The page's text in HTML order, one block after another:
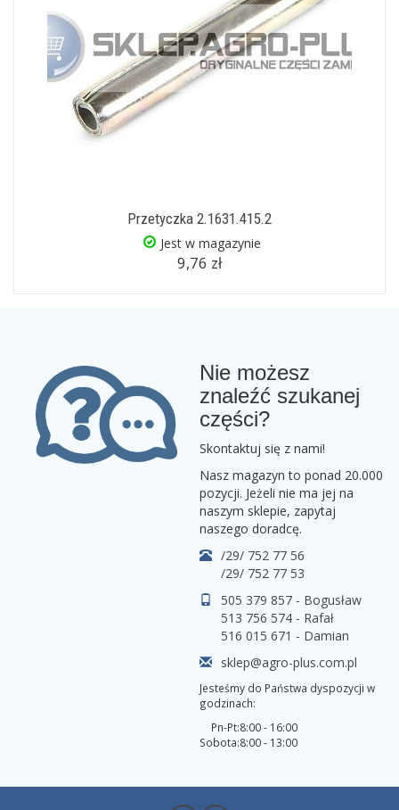
Przetyczka 2.1631.415.2
Jest w magazynie
9,76 zł
Nie możesz
znaleźć szukanej
części?
Skontaktuj się z nami!
Nasz magazyn to ponad 20.000
pozycji. Jeżeli nie ma jej na
naszym sklepie, zapytaj
naszego doradcę.
/29/ 752 77 56
/29/ 752 77 53
505 379 857 - Bogusław
513 756 574 - Rafał
516 015 671 - Damian
sklep@agro-plus.com.pl
Jesteśmy do Państwa dyspozycji w
godzinach:
Pn-Pt:
Sobota:
8:00 - 16:00
8:00 - 13:00